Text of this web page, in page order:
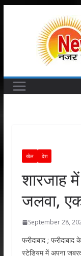
खेल देश
शारजाह
जलवा,
September 28,
फरीदाबाद ; फरीदाबाद
स्टेडियम में अपना